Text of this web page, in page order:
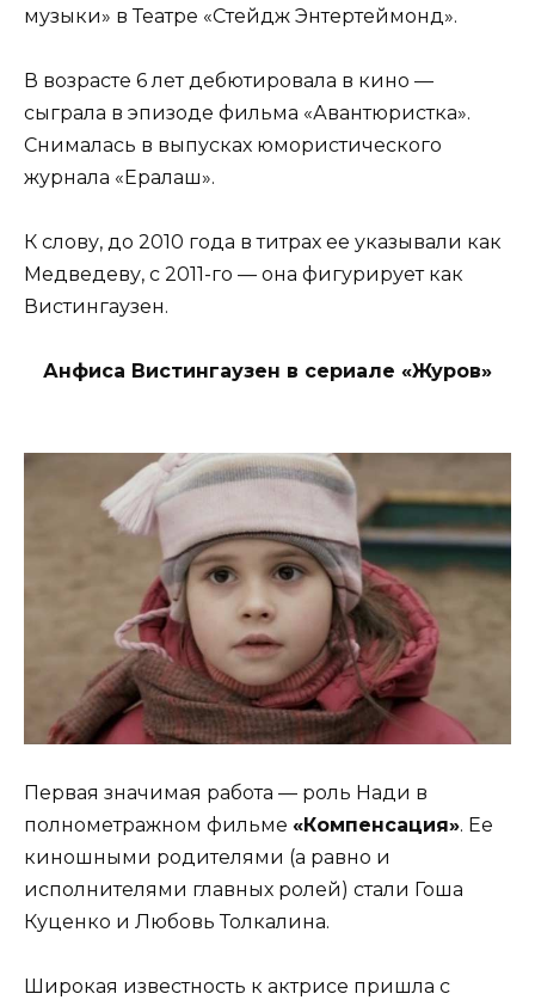
музыки» в Театре «Стейдж Энтертеймонд».
В возрасте 6 лет дебютировала в кино —
сыграла в эпизоде фильма «Авантюристка».
Снималась в выпусках юмористического
журнала «Ералаш».
К слову, до 2010 года в титрах ее указывали как
Медведеву, с 2011-го — она фигурирует как
Вистингаузен.
Анфиса Вистингаузен в сериале «Журов»
Первая значимая работа — роль Нади в
полнометражном фильме «Компенсация». Ее
киношными родителями (а равно и
исполнителями главных ролей) стали Гоша
Куценко и Любовь Толкалина.
Широкая известность к актрисе пришла с